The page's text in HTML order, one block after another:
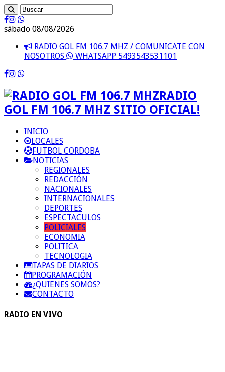
sábado 08/08/2026
RADIO GOL FM 106.7 MHZ / COMUNICATE CON
NOSOTROS
WHATSAPP 5493543531101
RADIO
GOL FM 106.7 MHZ SITIO OFICIAL!
INICIO
LOCALES
FUTBOL CORDOBA
NOTICIAS
REGIONALES
REDACCIÓN
NACIONALES
INTERNACIONALES
DEPORTES
ESPECTACULOS
POLICIALES
ECONOMIA
POLITICA
TECNOLOGIA
TAPAS DE DIARIOS
PROGRAMACIÓN
¿QUIENES SOMOS?
CONTACTO
RADIO EN VIVO